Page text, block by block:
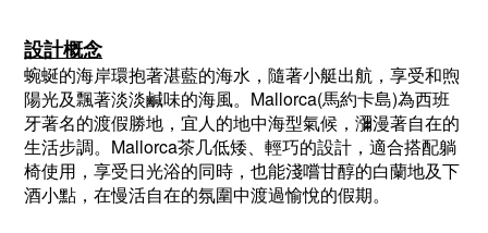
設計概念
蜿蜒的海岸環抱著湛藍的海水，隨著小艇出航，享受和煦
陽光及飄著淡淡鹹味的海風。Mallorca(馬約卡島)為西班
牙著名的渡假勝地，宜人的地中海型氣候，瀰漫著自在的
生活步調。Mallorca茶几低矮、輕巧的設計，適合搭配躺
椅使用，享受日光浴的同時，也能淺嚐甘醇的白蘭地及下
酒小點，在慢活自在的氛圍中渡過愉悅的假期。